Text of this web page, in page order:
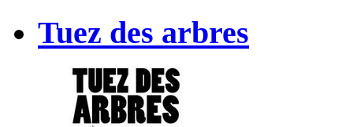
Tuez des arbres